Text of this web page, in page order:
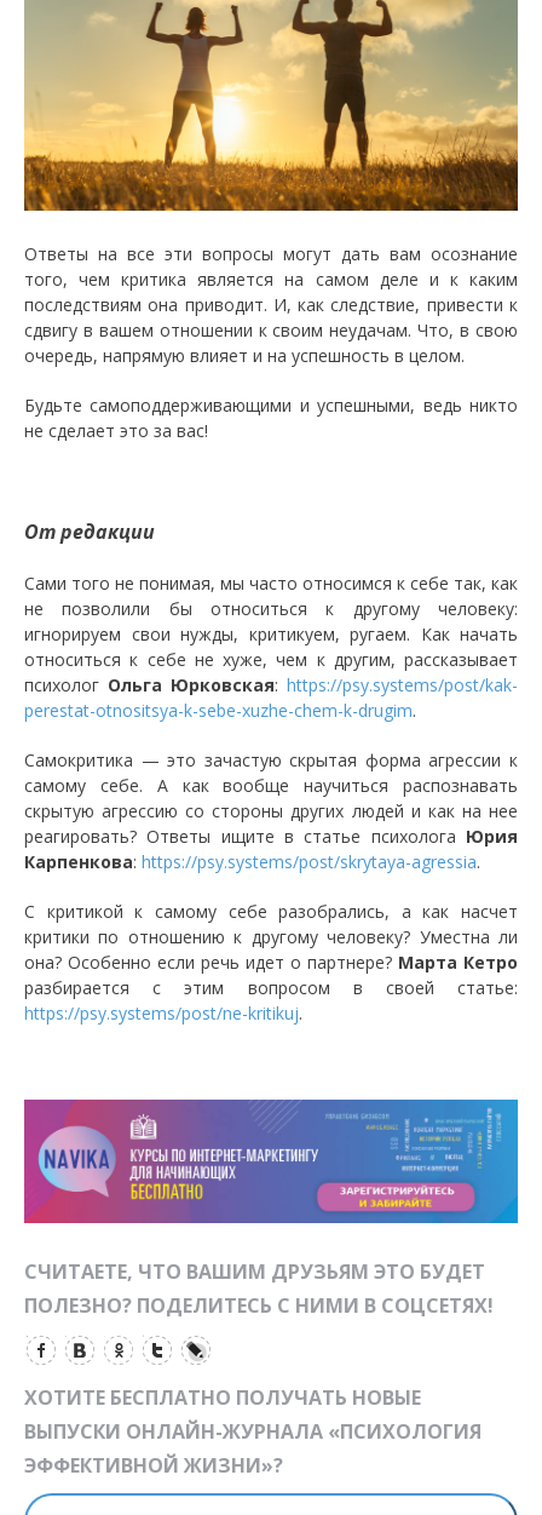
Ответы на все эти вопросы могут дать вам осознание
того, чем критика является на самом деле и к каким
последствиям она приводит. И, как следствие, привести к
сдвигу в вашем отношении к своим неудачам. Что, в свою
очередь, напрямую влияет и на успешность в целом.
Будьте самоподдерживающими и успешными, ведь никто
не сделает это за вас!
От редакции
Сами того не понимая, мы часто относимся к себе так, как
не позволили бы относиться к другому человеку:
игнорируем свои нужды, критикуем, ругаем. Как начать
относиться к себе не хуже, чем к другим, рассказывает
психолог Ольга Юрковская: https://psy.systems/post/kak-
perestat-otnositsya-k-sebe-xuzhe-chem-k-drugim.
Самокритика — это зачастую скрытая форма агрессии к
самому себе. А как вообще научиться распознавать
скрытую агрессию со стороны других людей и как на нее
реагировать? Ответы ищите в статье психолога Юрия
Карпенкова: https://psy.systems/post/skrytaya-agressia.
С критикой к самому себе разобрались, а как насчет
критики по отношению к другому человеку? Уместна ли
она? Особенно если речь идет о партнере? Марта Кетро
разбирается с этим вопросом в своей статье:
https://psy.systems/post/ne-kritikuj.
СЧИТАЕТЕ, ЧТО ВАШИМ ДРУЗЬЯМ ЭТО БУДЕТ
ПОЛЕЗНО? ПОДЕЛИТЕСЬ С НИМИ В СОЦСЕТЯХ!
ХОТИТЕ БЕСПЛАТНО ПОЛУЧАТЬ НОВЫЕ
ВЫПУСКИ ОНЛАЙН-ЖУРНАЛА «ПСИХОЛОГИЯ
ЭФФЕКТИВНОЙ ЖИЗНИ»?